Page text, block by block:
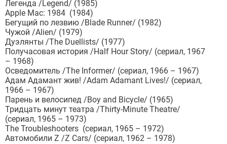
Легенда /Legend/ (1985)
Apple Mac: 1984 (1984)
Бегущий по лезвию /Blade Runner/ (1982)
Чужой /Alien/ (1979)
Дуэлянты /The Duellists/ (1977)
Получасовая история /Half Hour Story/ (сериал, 1967
– 1968)
Осведомитель /The Informer/ (сериал, 1966 – 1967)
Адам Адамант жив! /Adam Adamant Lives!/ (сериал,
1966 – 1967)
Парень и велосипед /Boy and Bicycle/ (1965)
Тридцать минут театра /Thirty-Minute Theatre/
(сериал, 1965 – 1973)
The Troubleshooters (сериал, 1965 – 1972)
Автомобили Z /Z Cars/ (сериал, 1962 – 1978)